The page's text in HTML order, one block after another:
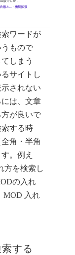
ワードが
もので
しまう
サイトし
されない
は、文章
が良いで
する時
角・半角
。例え
方を検索し
の入れ
MOD 入れ
する